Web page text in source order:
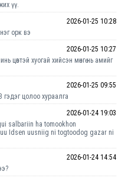
үү.
2026-01-25 10:28
орк вэ
2026-01-25 10:27
цөвтэй хуогай хийсэн мөнгө нь амийг
2026-01-25 09:55
гэдэг цолоо хураалга
2026-01-24 19:03
salbariin ha tomookhon
Idsen uusniig ni togtoodog gazar ni
2026-01-24 14:54